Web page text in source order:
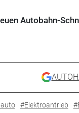
Autobahn-
#Elektroantrieb